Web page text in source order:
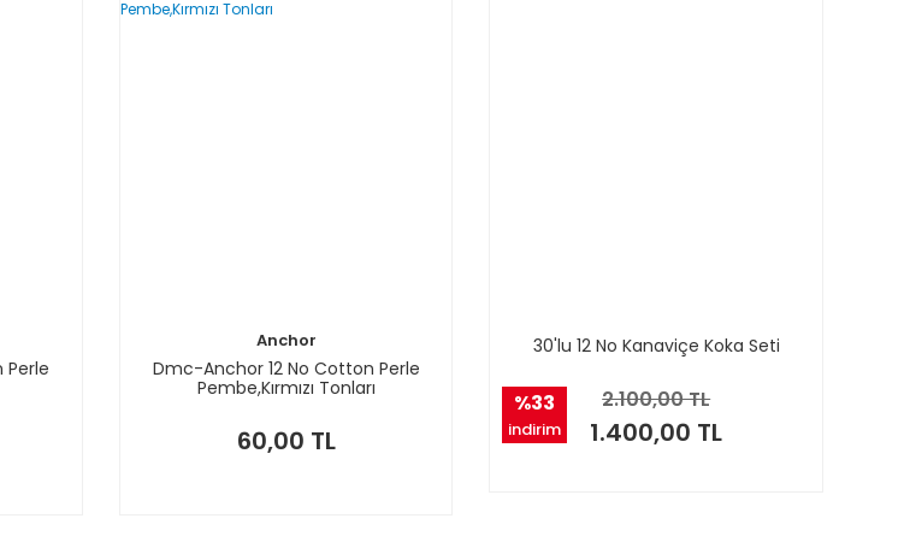
Perle
Anchor
Dmc-Anchor 12 No Cotton Perle
Pembe,Kırmızı Tonları
60,00 TL
%33
indirim
30'lu 12 No Kanaviçe Koka Seti
2.100,00 TL
1.400,00 TL